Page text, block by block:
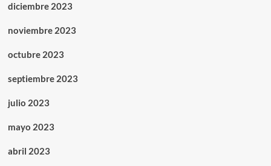
diciembre 2023
noviembre 2023
octubre 2023
septiembre 2023
julio 2023
mayo 2023
abril 2023